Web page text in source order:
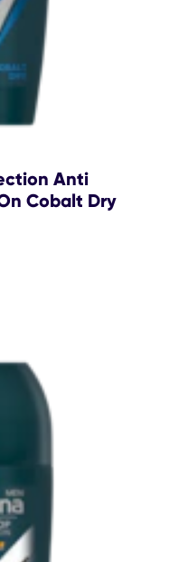
Anti
Cobalt Dry